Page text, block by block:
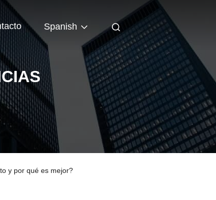
Spanish
y por qué es mejor?